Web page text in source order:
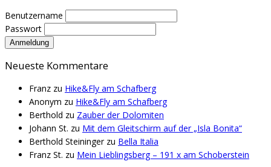
Benutzername
Passwort
Neueste Kommentare
Franz zu Hike&Fly am Schafberg
Anonym zu Hike&Fly am Schafberg
Berthold zu Zauber der Dolomiten
Johann St. zu Mit dem Gleitschirm auf der „Isla Bonita“
Berthold Steiningerzu Bella Italia
Franz St. zu Mein Lieblingsberg – 191 x am Schoberstein